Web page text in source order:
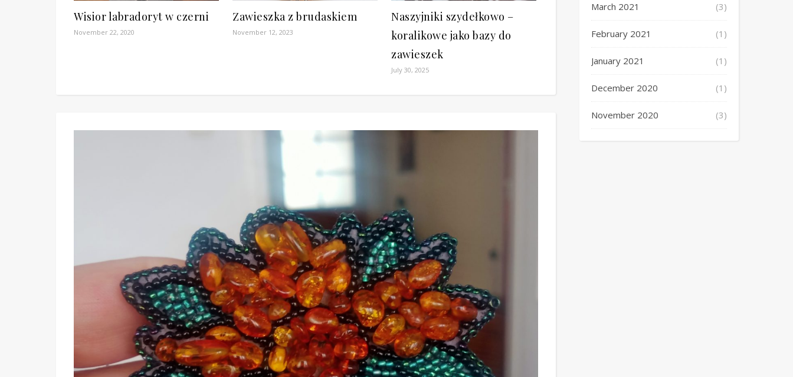
Wisior labradoryt w czerni
November 22, 2020
Zawieszka z brudaskiem
November 12, 2023
Naszyjniki szydełkowo –
koralikowe jako bazy do
zawieszek
July 30, 2025
March 2021 (3)
February 2021 (1)
January 2021 (1)
December 2020 (1)
November 2020 (3)